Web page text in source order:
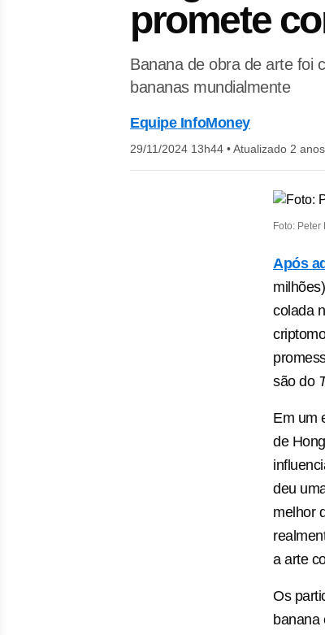
promete
Banana de obra de arte foi
bananas mundialmente
Equipe InfoMoney
29/11/2024 13h44 •Atualizado 2
Foto: Peter
Após
colada
são do
Em um
de
deu
melhor
a arte
Os
banana